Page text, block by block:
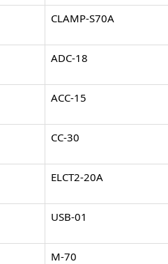
CLAMP-S70A
ADC-18
ACC-15
CC-30
ELCT2-20A
USB-01
M-70